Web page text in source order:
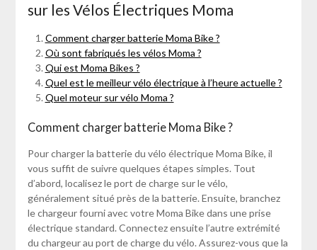
sur les Vélos Électriques Moma
Comment charger batterie Moma Bike ?
Où sont fabriqués les vélos Moma ?
Qui est Moma Bikes ?
Quel est le meilleur vélo électrique à l’heure actuelle ?
Quel moteur sur vélo Moma ?
Comment charger batterie Moma Bike ?
Pour charger la batterie du vélo électrique Moma Bike, il
vous suffit de suivre quelques étapes simples. Tout
d’abord, localisez le port de charge sur le vélo,
généralement situé près de la batterie. Ensuite, branchez
le chargeur fourni avec votre Moma Bike dans une prise
électrique standard. Connectez ensuite l’autre extrémité
du chargeur au port de charge du vélo. Assurez-vous que la